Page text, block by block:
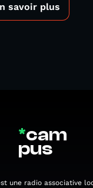
savoir plus
*cam
pus
une radio associative